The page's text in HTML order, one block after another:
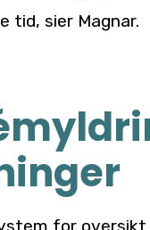
tid, sier Magnar.
for